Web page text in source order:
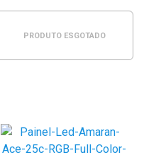
PRODUTO ESGOTADO